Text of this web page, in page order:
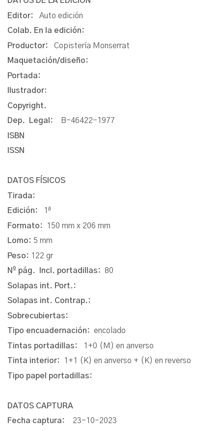
Editor: Auto edición
Colab. En la edición:
Productor: Copistería Monserrat
Maquetación/diseño:
Portada:
Ilustrador:
Copyright.
Dep. Legal: B-46422-1977
ISBN
ISSN
DATOS FÍSICOS
Tirada:
Edición:
1ª
Formato:
150 mm x 206 mm
Lomo: 5 mm
Peso: 122 gr
Nº pág. Incl. portadillas: 80
Solapas int. Port.:
Solapas int. Contrap.:
Sobrecubiertas:
Tipo encuadernación: encolado
Tintas portadillas: 1+0 (M) en anverso
Tinta interior:
1+1 (K) en anverso + (K) en reverso
Tipo papel portadillas:
DATOS CAPTURA
Fecha captura: 23-10-2023